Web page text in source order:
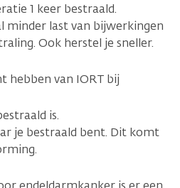
1 keer bestraald.
minder last van bijwerkingen
Ook herstel je sneller.
hebben van IORT bij
is.
je bestraald bent. Dit komt